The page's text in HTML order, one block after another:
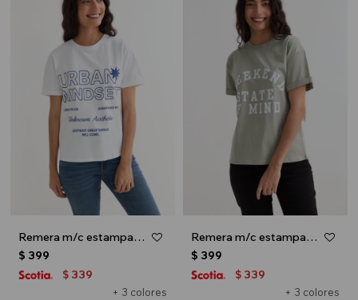
Remera m/c estampada colección Urbana - Blanco
+ 3 colores
$ 399
$ 339
Remera m/c estampada colección Urbana - Verde oliva
+ 3 colores
$ 399
$ 339